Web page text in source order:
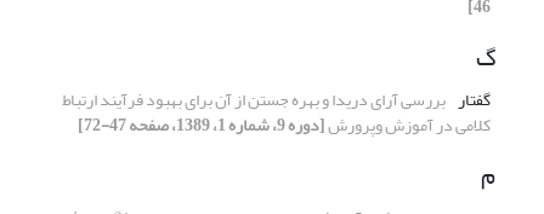
گ
گفتار بررسی آرای دریدا و بهره جستن از آن برای بهبود فرآیند ارتباط
کلامی در آموزش وپرورش[دوره 9، شماره 1، 1389، صفحه 47-72]
م